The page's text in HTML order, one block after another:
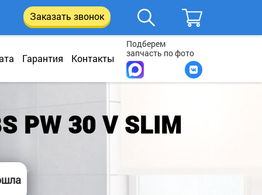
Гарантия Контакты
Подберем
запчасть по фото
Заказать звонок
PW 30 V SLIM